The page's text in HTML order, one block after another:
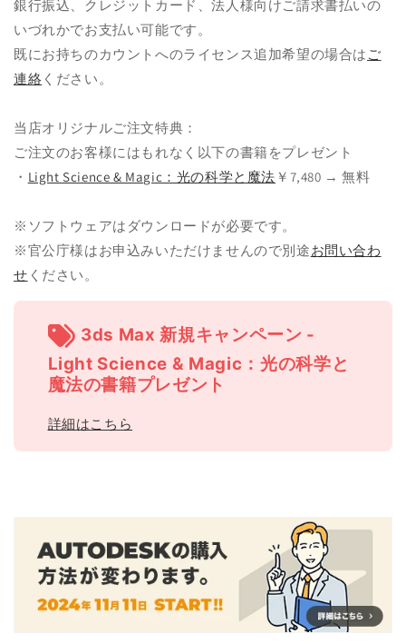
銀行振込、クレジットカード、法人様向けご請求書払いの
いづれかでお支払い可能です。
既にお持ちのカウントへのライセンス追加希望の場合は ご
連絡 ください。
当店オリジナルご注文特典：
ご注文のお客様にはもれなく以下の書籍をプレゼント
・ Light Science & Magic：光の科学と魔法 ￥7,480 → 無料
※ソフトウェアはダウンロードが必要です。
※官公庁様はお申込みいただけませんので別途お問い合わ
せ ください。
3ds Max 新規キャンペーン -
Light Science & Magic：光の科学と
魔法の書籍プレゼント
詳細はこちら